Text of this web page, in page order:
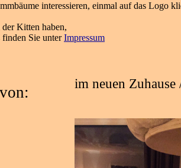
interessieren, einmal auf das Logo
der Kitten haben,
finden Sie unterImpressum
im neuen Zuhause